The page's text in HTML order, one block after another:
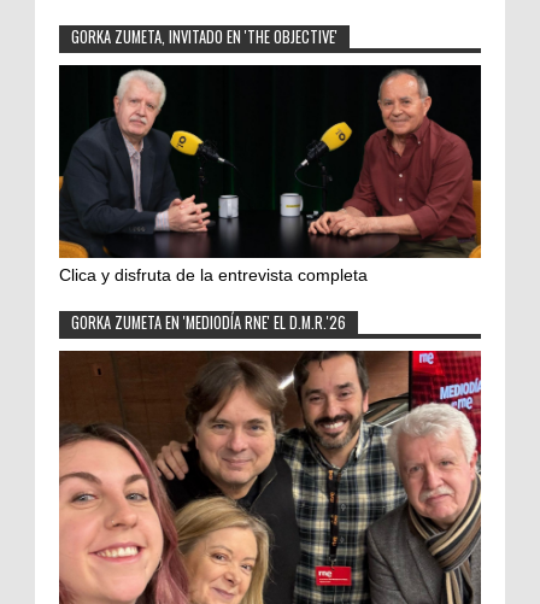
GORKA ZUMETA, INVITADO EN 'THE OBJECTIVE'
Clica y disfruta de la entrevista completa
GORKA ZUMETA EN 'MEDIODÍA RNE' EL D.M.R.'26